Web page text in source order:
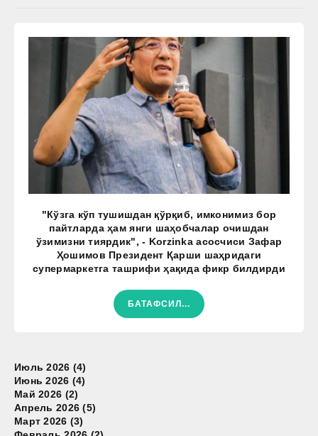
"Кўзга кўп тушишдан қўрқиб, имконимиз бор
пайтларда ҳам янги шаҳобчалар очишдан
ўзимизни тиярдик", - Korzinka асосчиси Зафар
Ҳошимов Президент Қарши шаҳридаги
супермаркетга ташрифи ҳақида фикр билдирди
БАТАФСИЛ...
Июль 2026 (4)
Июнь 2026 (4)
Май 2026 (2)
Апрель 2026 (5)
Март 2026 (3)